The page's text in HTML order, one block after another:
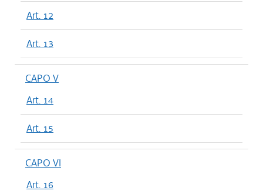
Art. 12
Art. 13
CAPO V
Art. 14
Art. 15
CAPO VI
Art. 16